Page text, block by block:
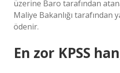
üzerine Baro tarafından
Maliye Bakanlığı tarafından
ödenir.
En zor KPSS